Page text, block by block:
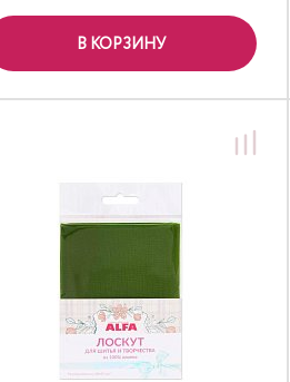
В КОРЗИНУ